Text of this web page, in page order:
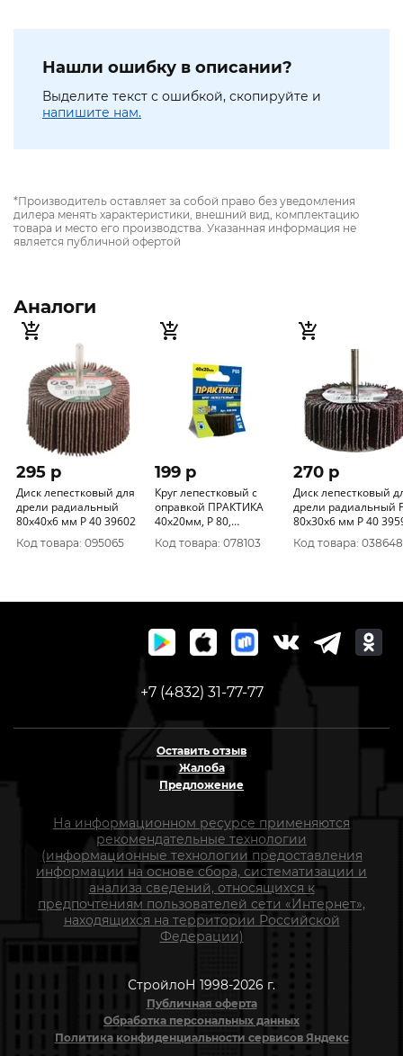
Нашли ошибку в описании?
Выделите текст с ошибкой, скопируйте и
напишите нам.
*Производитель оставляет за собой право без уведомления
дилера менять характеристики, внешний вид, комплектацию
товара и место его производства. Указанная информация не
является публичной офертой
Аналоги
295 p
Диск лепестковый для
дрели радиальный
80х40х6 мм Р 40 39602
Код товара: 095065
199 p
Круг лепестковый с
оправкой ПРАКТИКА
40х20мм, P 80,
хвостовик 6 мм, серия
Профи 648-946
Код товара: 078103
270 p
Диск лепестковый
дрели радиальный
80х30х6 мм Р 40
Код товара: 038648
+7 (4832) 31-77-77
Оставить отзыв
Жалоба
Предложение
На информационном ресурсе применяются
рекомендательные технологии
(информационные технологии предоставления
информации на основе сбора, систематизации и
анализа сведений, относящихся к
предпочтениям пользователей сети «Интернет»,
находящихся на территории Российской
Федерации)
СтройлоН 1998-2026 г.
Публичная оферта
Обработка персональных данных
Политика конфиденциальности сервисов Яндекс